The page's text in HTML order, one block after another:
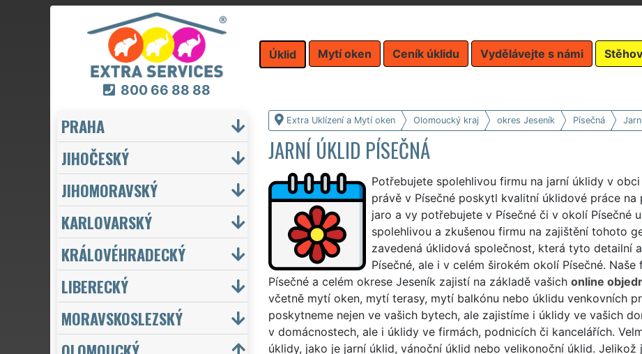
800 66 88 88
Úklid Mytí oken Ceník úklidu Vydělávejte s námi
Extra Uklízení a Mytí oken Olomoucký kraj okres Jeseník Písečná
JARNÍ ÚKLID PÍSEČNÁ
Potřebujete spolehlivou firmu na jarní úklidy v
právě v Písečné poskytl kvalitní úklidové práce
jaro a vy potřebujete v Písečné či v okolí Písečné
spolehlivou a zkušenou firmu na zajištění tohoto
zavedená úklidová společnost, která tyto detailní
Písečné, ale i v celém širokém okolí Písečné. Naše
Písečné a celém okrese Jeseník zajistí na základě vašich online
včetně mytí oken, mytí terasy, mytí balkónu nebo úklidu venkovních
poskytneme nejen ve vašich bytech, ale zajistíme i úklidy ve vašich
v domácnostech, ale i úklidy ve firmách, podnicích či kancelářích.
úklidy, jako je jarní úklid, vánoční úklid nebo velikonoční úklid.
PRAHA
JIHOČESKÝ
JIHOMORAVSKÝ
KARLOVARSKÝ
KRÁLOVÉHRADECKÝ
LIBERECKÝ
MORAVSKOSLEZSKÝ